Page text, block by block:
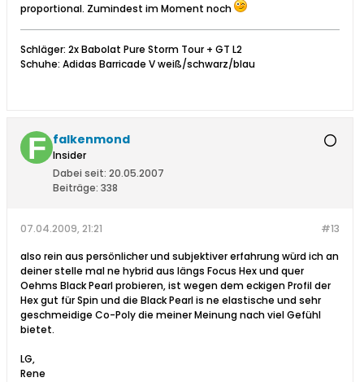
proportional. Zumindest im Moment noch
Schläger: 2x Babolat Pure Storm Tour + GT L2
Schuhe: Adidas Barricade V weiß/schwarz/blau
falkenmond
Insider
Dabei seit: 20.05.2007
Beiträge: 338
#13
07.04.2009, 21:21
also rein aus persönlicher und subjektiver erfahrung würd ich an
deiner stelle mal ne hybrid aus längs Focus Hex und quer
Oehms Black Pearl probieren, ist wegen dem eckigen Profil der
Hex gut für Spin und die Black Pearl is ne elastische und sehr
geschmeidige Co-Poly die meiner Meinung nach viel Gefühl
bietet.
LG,
Rene